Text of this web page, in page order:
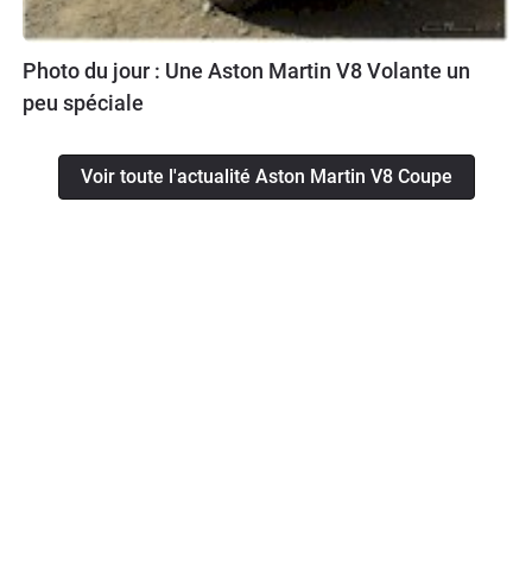
Photo du jour : Une Aston Martin V8 Volante un
peu spéciale
Voir toute l'actualité Aston Martin V8 Coupe